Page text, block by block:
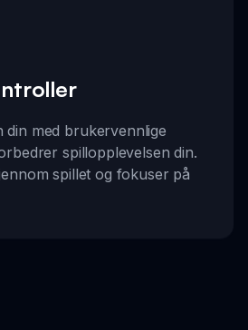
din med brukervennlige
spillopplevelsen din.
spillet og fokuser på